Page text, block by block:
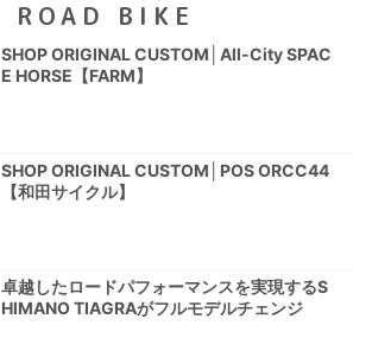
ROAD BIKE
SHOP ORIGINAL CUSTOM│All-City SPAC
E HORSE【FARM】
SHOP ORIGINAL CUSTOM│POS ORCC44
【和田サイクル】
卓越したロードパフォーマンスを実現するS
HIMANO TIAGRAがフルモデルチェンジ